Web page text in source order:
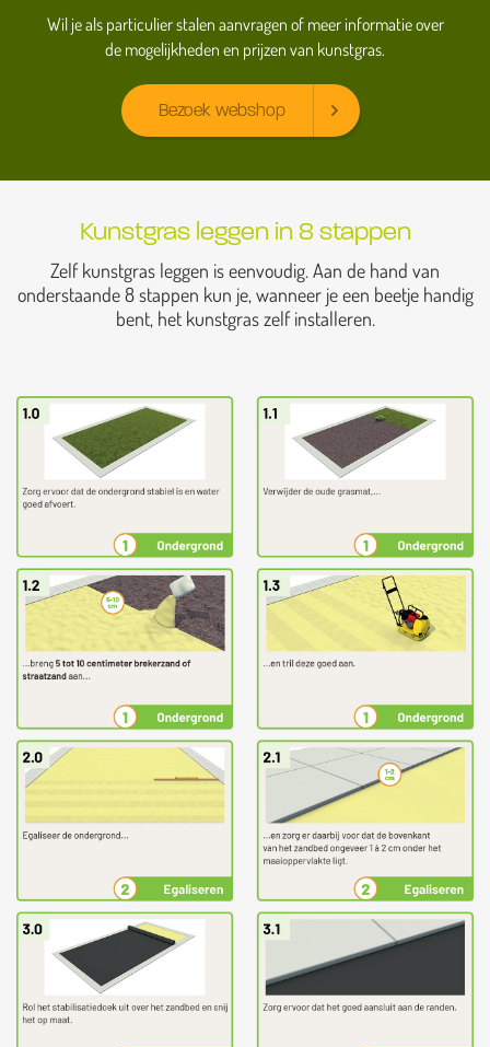
Wil je als particulier stalen aanvragen of meer informatie over
de mogelijkheden en prijzen van kunstgras.
Bezoek webshop
Kunstgras leggen in 8 stappen
Zelf kunstgras leggen is eenvoudig. Aan de hand van
onderstaande 8 stappen kun je, wanneer je een beetje handig
bent, het kunstgras zelf installeren.